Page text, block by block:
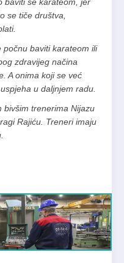
se tiče društva,
počnu baviti karateom ili
zdravijeg načina
A onima koji se već
u daljnjem radu.
bivšim trenerima Nijazu
Rajiću. Treneri imaju